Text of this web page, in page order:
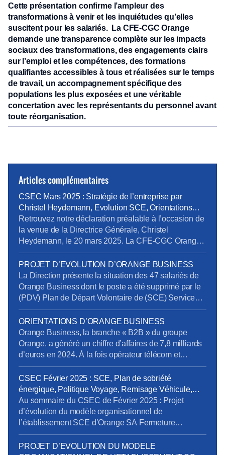
Cette présentation confirme l’ampleur des
transformations à venir et les inquiétudes qu’elles
suscitent pour les salariés. La CFE-CGC Orange
demande une transparence complète sur les impacts
sociaux des transformations, des engagements clairs
sur l’emploi et les compétences, des formations
qualifiantes accessibles à tous et réalisées sur le temps
de travail, un accompagnement spécifique des
populations les plus exposées et une véritable
concertation avec les représentants du personnel avant
toute réorganisation.
Articles complémentaires
CSEC Mars 2025 : Stratégie de l’entreprise par
Christel Heydemann, Evolution SCE, Orientations
Orange Business
Retrouvez notre déclaration préalable à l’occasion de
la venue de la Directrice Générale, Christel
Heydemann, le 20 mars 2025. La CFE-CGC Orange
l’a interpellée sur plusieurs sujets issus de l’enquête
de la Commission Nationale de Prévention et de
Sécurité (CNPS) : La situation de RPS et un suicide
reconnu en accident du travail La dégradation […]
PROJET D’EVOLUTION D’ORANGE BUSINESS
La Direction présente la situation des 47 salariés de
Orange Business dont le poste a été supprimé par le
(PDV) Plan de Départ Volontaire de (SCE) Services
de Communication Entreprise) sans qu’ils aient été
volontaires. Rappelons en effet que la Direction s’était
engagée à retrouver des postes pour tous les salariés
impactés. Au 20 mars […]
ORIENTATIONS D’ORANGE BUSINESS
Orange Business, la branche « B2B » du groupe
Orange, a généré un chiffre d’affaires de 7,8 milliards
d’euros en 2024. À la fois opérateur télécom et
intégrateur numérique, elle sert une clientèle
mondiale via trois canaux : Entreprises France,
Grands Clients France et International. Ses services
se répartissent en trois segments : Télécom, Digital et
Intégration. […]
CSEC Février 2025 : SCE, Plan de sobriété
énergique, Politique Voyage, Remisage Véhicule,
Addictions
Au sommaire du CSEC de Février 2025 : Projet
d’évolution du modèle organisationnel de
l’établissement SCE d’Orange SA Fermeture
exceptionnelle de certains sites tertiaires dans le
cadre du plan de sobriété énergétique Mandatement
PROJET D’EVOLUTION DU MODELE